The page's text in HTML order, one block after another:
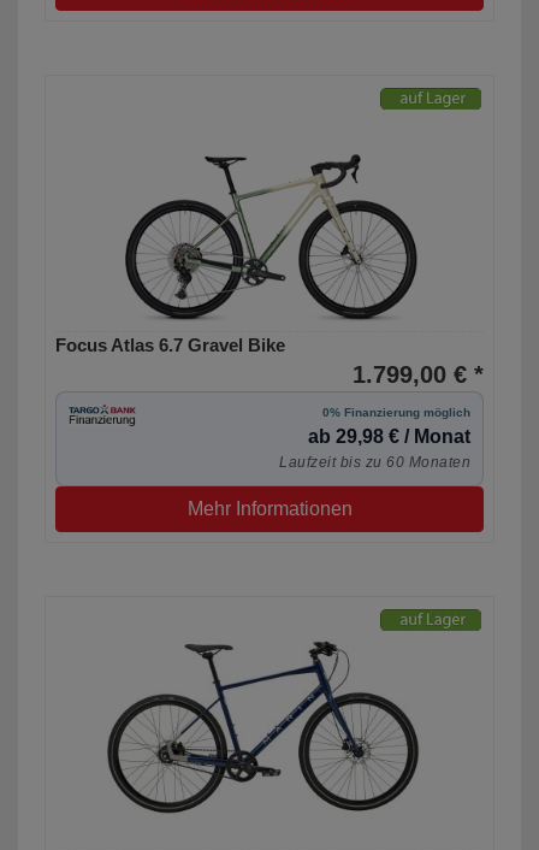
Focus Atlas 6.7 Gravel Bike
1.799,00 € *
0% Finanzierung möglich
ab 29,98 € / Monat
Laufzeit bis zu 60 Monaten
Mehr Informationen